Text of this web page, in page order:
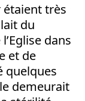
étaient très
du
dans
et de
quelques
demeurait